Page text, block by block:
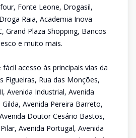
Fonte Leone, Drogasil,
Raia, Academia Inova
Grand Plaza Shopping, Bancos
e muito mais.
acesso às principais vias da
Figueiras, Rua das Monções,
Avenida Industrial, Avenida
Avenida Pereira Barreto,
Doutor Cesário Bastos,
Avenida Portugal, Avenida